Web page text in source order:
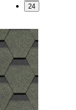
24